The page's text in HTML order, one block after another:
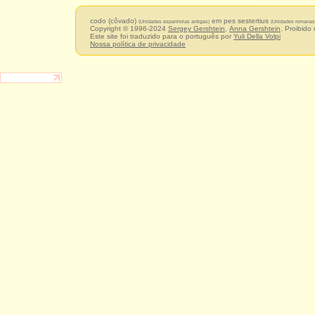
codo (côvado) (Unidades espanholas antigas) em pes sestertius (Unidades
Copyright © 1996-2024 Sergey Gershtein Anna Gershtein .
Este site foi traduzido para o português por Yuli Della Volpi
Nossa política de privacidade